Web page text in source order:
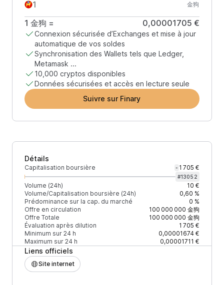
金狗
1 金狗 = 0,00001705 €
Connexion sécurisée d’Exchanges et mise à jour
automatique de vos soldes
Synchronisation des Wallets tels que Ledger,
Metamask ...
10,000 cryptos disponibles
Données sécurisées et accès en lecture seule
Suivre sur Finary
Détails
Capitalisation boursière - 1 705 €
#13052
Volume (24h)
10 €
Volume/Capitalisation boursière (24h)
0,60 %
Prédominance sur la cap. du marché
0 %
Offre en circulation
100 000 000 金狗
Offre Totale
100 000 000 金狗
Évaluation après dilution
1 705 €
Minimum sur 24 h
0,00001674 €
Maximum sur 24 h
0,00001711 €
Liens officiels
Site internet